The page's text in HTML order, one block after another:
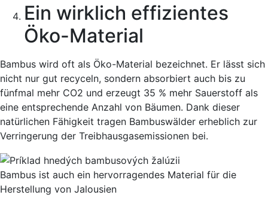
Ein wirklich effizientes
Öko-Material
Bambus wird oft als Öko-Material bezeichnet. Er lässt sich
nicht nur gut recyceln, sondern absorbiert auch bis zu
fünfmal mehr CO2 und erzeugt 35 % mehr Sauerstoff als
eine entsprechende Anzahl von Bäumen. Dank dieser
natürlichen Fähigkeit tragen Bambuswälder erheblich zur
Verringerung der Treibhausgasemissionen bei.
Bambus ist auch ein hervorragendes Material für die
Herstellung von Jalousien